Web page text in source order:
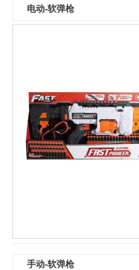
电动-软弹枪
手动-软弹枪